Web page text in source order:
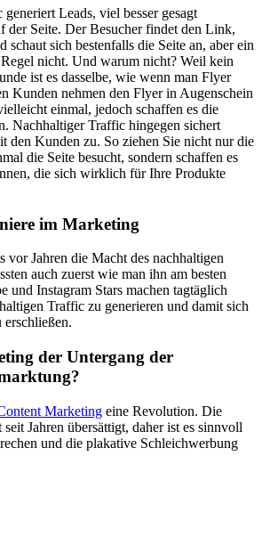
Leads, viel besser gesagt
der Seite. Der Besucher findet den Link,
schaut sich bestenfalls die Seite an, aber ein
nicht. Und warum nicht? Weil kein
ist es dasselbe, wie wenn man Flyer
Kunden nehmen den Flyer in Augenschein
einmal, jedoch schaffen es die
Nachhaltiger Traffic hingegen sichert
den Kunden zu. So ziehen Sie nicht nur die
die Seite besucht, sondern schaffen es
die sich wirklich für Ihre Produkte
im Marketing
vor Jahren die Macht des nachhaltigen
auch zuerst wie man ihn am besten
und Instagram Stars machen tagtäglich
Traffic zu generieren und damit sich
der Untergang der
Marketing eine Revolution. Die
Jahren übersättigt, daher ist es sinnvoll
und die plakative Schleichwerbung